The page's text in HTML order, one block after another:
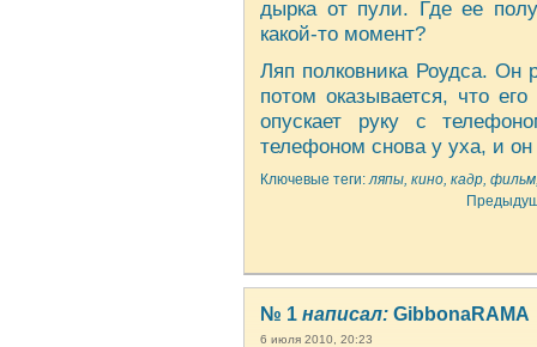
дырка от пули. Где ее
какой-то момент?
Ляп полковника Роудса. Он
потом оказывается, что
опускает руку с
телефоном снова у уха, и он
Ключевые теги:ляпы, кино, кадр,
№ 1 написал: GibbonaRAMA
6 июля 2010, 20:23